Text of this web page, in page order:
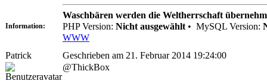
Waschbären werden die Weltherrschaft
Information: PHP Version: Nicht ausgewählt • MySQL Version:
WWW
Patrick
Geschrieben am 21. Februar 2014 19:24:00
@ThickBox